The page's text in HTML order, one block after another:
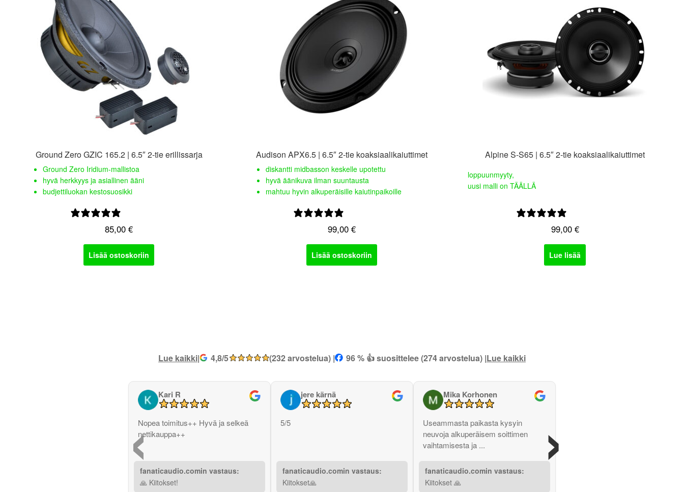
Ground Zero GZIC 165.2 | 6.5″ 2-tie erillissarja
Ground Zero Iridium-mallistoa
hyvä herkkyys ja asiallinen ääni
budjettiluokan kestosuosikki
85,00€
Lisää ostoskoriin
Audison APX6.5 | 6.5″ 2-tie koaksiaalikaiuttimet
diskantti midbasson keskelle upotettu
hyvä äänikuva ilman suuntausta
mahtuu hyvin alkuperäisille kaiutinpaikoille
99,00€
Lisää ostoskoriin
Alpine S-S65 | 6.5″ 2-tie koaksiaalikaiuttimet
loppuunmyyty,
uusi malli on TÄÄLLÄ
99,00 €
Lue lisää
Lue kaikki| 4,8/5 (232 arvostelua) | 96 % 👍 suosittelee (274 arvostelua) |Lue kaikki
‹
Kari R
Nopea toimitus++ Hyvä ja selkeä
nettikauppa++
fanaticaudio.comin vastaus:
🙏 Kiitokset!
jere kärnä
5/5
fanaticaudio.comin vastaus:
Kiitokset🙏
Mika Korhonen
Useammasta paikasta kysyin
neuvoja alkuperäisem soittimen
vaihtamisesta ja ...
fanaticaudio.comin vastaus:
Kiitokset 🙏
›